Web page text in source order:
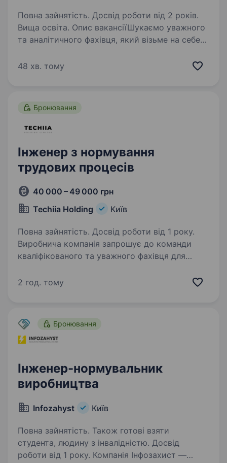
Повна зайнятість. Досвід роботи від 2 років.
Вища освіта. Опис вакансіїШукаємо уважного
та аналітичного фахівця, який візьме на себе
контроль виробітку та систему нормування
48 хв. тому
Бронювання
Інженер з нормування
трудових процесів
40 000 – 49 000 грн
Techiia Holding
Київ
Повна зайнятість. Досвід роботи від 1 року.
Виробнича компанія запрошує до команди
кваліфікованого та уважного фахівця для
документацією та супроводом виробничих
2 год. тому
Бронювання
Інженер-нормувальник
виробництва
Infozahyst Київ
Повна зайнятість. Також готові взяти
студента, людину з інвалідністю. Досвід
роботи від 1 року. Компанія Інфозахист —